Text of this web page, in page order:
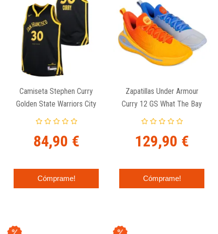
Camiseta Stephen Curry
Golden State Warriors City
Edition Swingman Junior
84,90 €
Cómprame!
Zapatillas Under Armour
Curry 12 GS What The Bay
129,90 €
Cómprame!